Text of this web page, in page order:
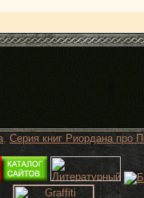
, Серия книг Риордана про